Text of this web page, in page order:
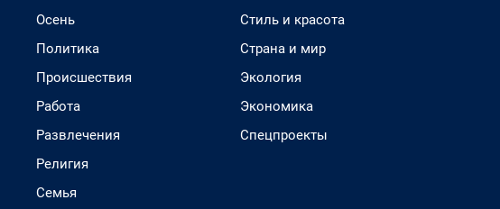
Осень
Политика
Происшествия
Работа
Развлечения
Религия
Семья
Стиль и красота
Страна и мир
Экология
Экономика
Спецпроекты